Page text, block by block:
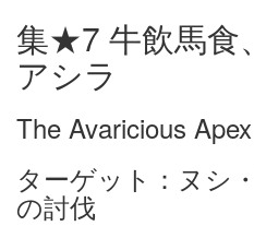
集★7 牛飲馬食
アシラ
The Avaricious
ターゲット：ヌシ
の討伐